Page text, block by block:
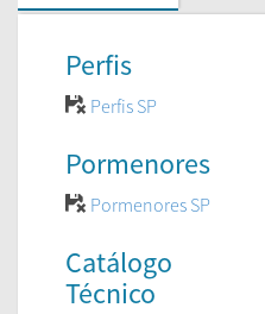
Perfis
Perfis SP
Pormenores
Pormenores SP
Catálogo
Técnico